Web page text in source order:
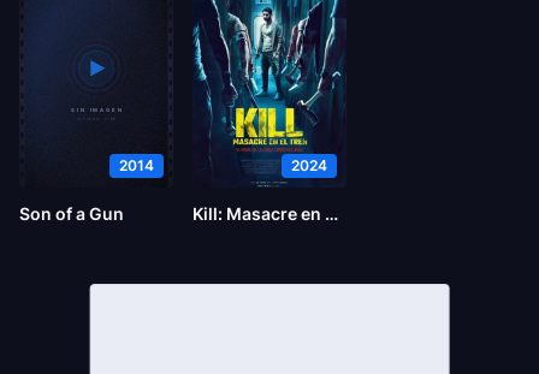
2014
Son of a Gun
2024
Kill: Masacre en el tren